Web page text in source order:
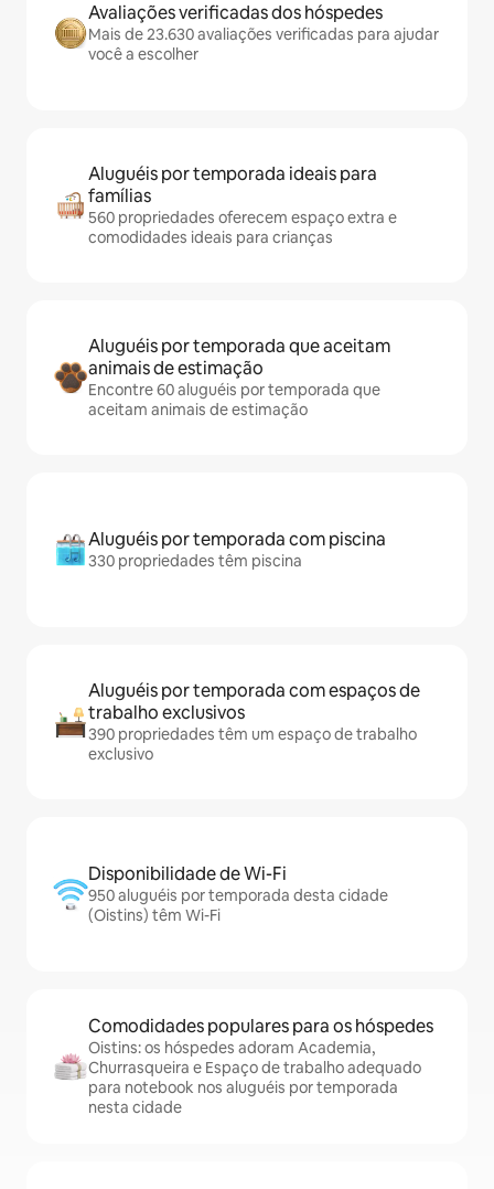
Avaliações verificadas dos hóspedes
Mais de 23.630 avaliações verificadas para ajudar
você a escolher
Aluguéis por temporada ideais para
famílias
560 propriedades oferecem espaço extra e
comodidades ideais para crianças
Aluguéis por temporada que aceitam
animais de estimação
Encontre 60 aluguéis por temporada que
aceitam animais de estimação
Aluguéis por temporada com piscina
330 propriedades têm piscina
Aluguéis por temporada com espaços de
trabalho exclusivos
390 propriedades têm um espaço de trabalho
exclusivo
Disponibilidade de Wi-Fi
950 aluguéis por temporada desta cidade
(Oistins) têm Wi-Fi
Comodidades populares para os hóspedes
Oistins: os hóspedes adoram Academia,
Churrasqueira e Espaço de trabalho adequado
para notebook nos aluguéis por temporada
nesta cidade